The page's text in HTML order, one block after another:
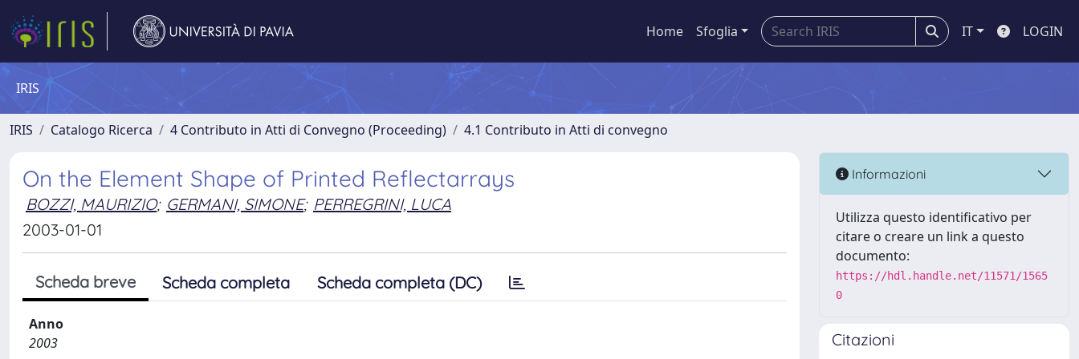
Home Sfoglia IT LOGIN
IRIS
IRIS Catalogo Ricerca 4 Contributo in Atti di Convegno (Proceeding) 4.1 Contributo in Atti di convegno
On the Element Shape of Printed Reflectarrays
BOZZI, MAURIZIO; GERMANI, SIMONE; PERREGRINI, LUCA
2003-01-01
Scheda breve Scheda completa Scheda completa (DC)
Anno
2003
Informazioni
Utilizza questo identificativo per
citare o creare un link a questo
documento:
https://hdl.handle.net/11571/1565
0
Citazioni